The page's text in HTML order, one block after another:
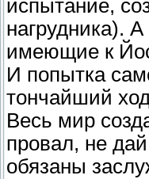
испытание,
нагрудника).
имеющие к
И попытка
тончайший
Весь мир
провал, не
обязаны